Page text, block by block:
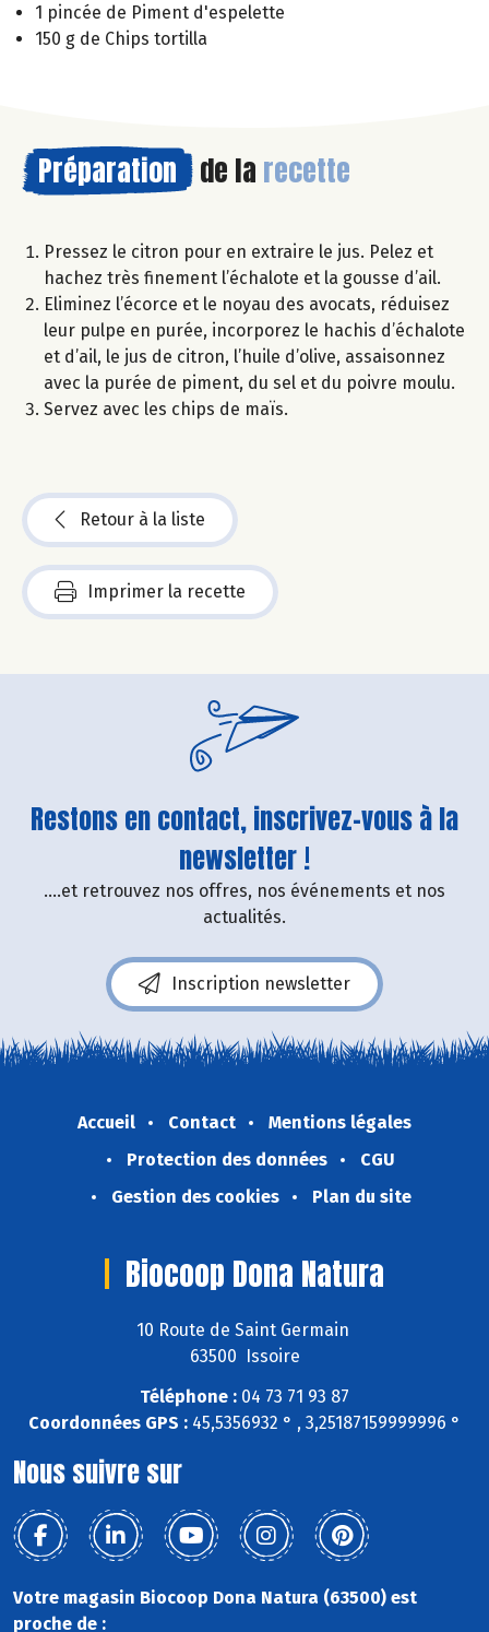
1 pincée de Piment d'espelette
150 g de Chips tortilla
Préparation de la recette
Pressez le citron pour en extraire le jus. Pelez et
hachez très finement l’échalote et la gousse d’ail.
Eliminez l’écorce et le noyau des avocats, réduisez
leur pulpe en purée, incorporez le hachis d’échalote
et d’ail, le jus de citron, l’huile d’olive, assaisonnez
avec la purée de piment, du sel et du poivre moulu.
Servez avec les chips de maïs.
Retour à la liste
Imprimer la recette
Restons en contact, inscrivez-vous à la
newsletter !
....et retrouvez nos offres, nos événements et nos
actualités.
Inscription newsletter
Accueil Contact
Mentions légales
Protection des données
CGU
Gestion des cookies
Plan du site
Biocoop Dona Natura
10 Route de Saint Germain
63500 Issoire
Téléphone : 04 73 71 93 87
Coordonnées GPS : 45,5356932 ° , 3,25187159999996 °
Nous suivre sur
Votre magasin Biocoop Dona Natura (63500) est
proche de :